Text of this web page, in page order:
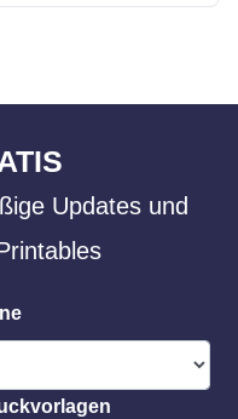
Updates und